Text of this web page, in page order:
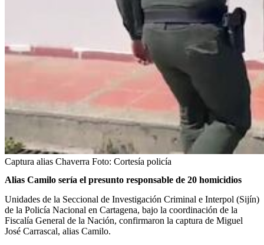
Captura alias Chaverra Foto: Cortesía policía
Alias Camilo sería el presunto responsable de 20 homicidios
Unidades de la Seccional de Investigación Criminal e Interpol (Sijín)
de la Policía Nacional en Cartagena, bajo la coordinación de la
Fiscalía General de la Nación, confirmaron la captura de Miguel
José Carrascal, alias Camilo.